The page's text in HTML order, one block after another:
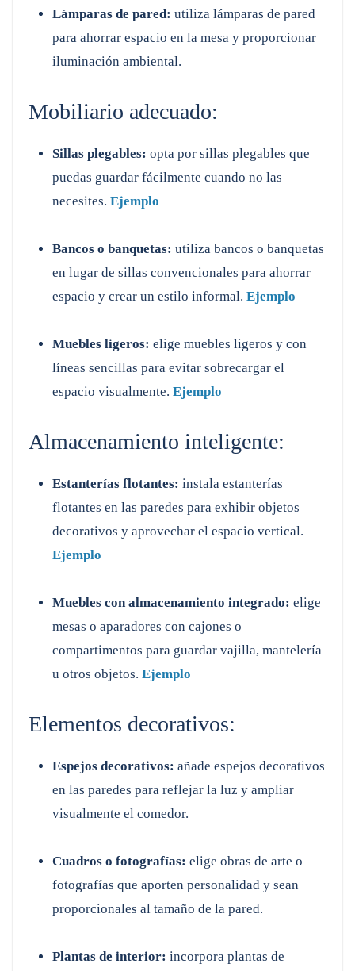
Lámparas de pared: utiliza lámparas de pared
para ahorrar espacio en la mesa y proporcionar
iluminación ambiental.
Mobiliario adecuado:
Sillas plegables: opta por sillas plegables que
puedas guardar fácilmente cuando no las
necesites. Ejemplo
Bancos o banquetas: utiliza bancos o banquetas
en lugar de sillas convencionales para ahorrar
espacio y crear un estilo informal. Ejemplo
Muebles ligeros: elige muebles ligeros y con
líneas sencillas para evitar sobrecargar el
espacio visualmente. Ejemplo
Almacenamiento inteligente:
Estanterías flotantes: instala estanterías
flotantes en las paredes para exhibir objetos
decorativos y aprovechar el espacio vertical.
Ejemplo
Muebles con almacenamiento integrado: elige
mesas o aparadores con cajones o
compartimentos para guardar vajilla, mantelería
u otros objetos. Ejemplo
Elementos decorativos:
Espejos decorativos: añade espejos decorativos
en las paredes para reflejar la luz y ampliar
visualmente el comedor.
Cuadros o fotografías: elige obras de arte o
fotografías que aporten personalidad y sean
proporcionales al tamaño de la pared.
Plantas de interior: incorpora plantas de